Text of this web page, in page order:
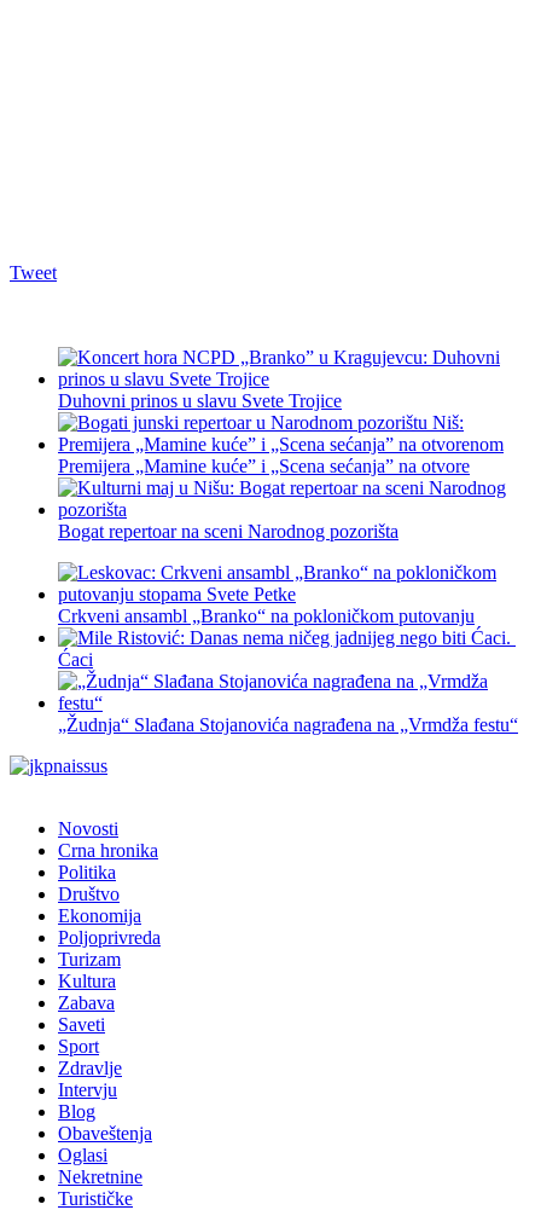
Tweet
Duhovni prinos u slavu Svete Trojice
Premijera „Mamine kuće” i „Scena sećanja” na otvore
Bogat repertoar na sceni Narodnog pozorišta
Crkveni ansambl „Branko“ na pokloničkom putovanju
Ćaci
„Žudnja“ Slađana Stojanovića nagrađena na „Vrmdža festu“
Novosti
Crna hronika
Politika
Društvo
Ekonomija
Poljoprivreda
Turizam
Kultura
Zabava
Saveti
Sport
Zdravlje
Intervju
Blog
Obaveštenja
Oglasi
Nekretnine
Turističke